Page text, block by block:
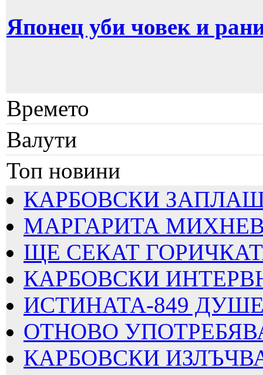
Японец уби човек и
Времето
Валути
Топ новини
КАРБОВСКИ
МАРГАРИТА
ЩЕ СЕКАТ
КАРБОВСКИ
ИСТИНАТА-849
ОТНОВО
КАРБОВСКИ